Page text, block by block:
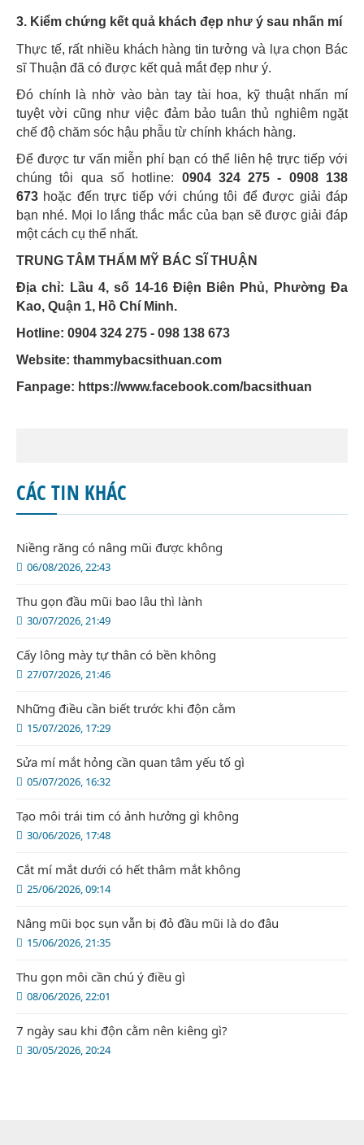
3. Kiểm chứng kết quả khách đẹp như ý sau nhấn mí
Thực tế, rất nhiều khách hàng tin tưởng và lựa chọn Bác
sĩ Thuận đã có được kết quả mắt đẹp như ý.
Đó chính là nhờ vào bàn tay tài hoa, kỹ thuật nhấn mí
tuyệt vời cũng như việc đảm bảo tuân thủ nghiêm ngặt
chế độ chăm sóc hậu phẫu từ chính khách hàng.
Để được tư vấn miễn phí bạn có thể liên hệ trực tiếp với
chúng tôi qua số hotline: 0904 324 275 - 0908 138
673 hoặc đến trực tiếp với chúng tôi để được giải đáp
bạn nhé. Mọi lo lắng thắc mắc của bạn sẽ được giải đáp
một cách cụ thể nhất.
TRUNG TÂM THẨM MỸ BÁC SĨ THUẬN
Địa chỉ: Lầu 4, số 14-16 Điện Biên Phủ, Phường Đa
Kao, Quận 1, Hồ Chí Minh.
Hotline: 0904 324 275 - 098 138 673
Website: thammybacsithuan.com
Fanpage: https://www.facebook.com/bacsithuan
CÁC TIN KHÁC
06/08/2026, 22:43
Niềng răng có nâng mũi được không
30/07/2026, 21:49
Thu gọn đầu mũi bao lâu thì lành
27/07/2026, 21:46
Cấy lông mày tự thân có bền không
15/07/2026, 17:29
Những điều cần biết trước khi độn cằm
05/07/2026, 16:32
Sửa mí mắt hỏng cần quan tâm yếu tố gì
30/06/2026, 17:48
Tạo môi trái tim có ảnh hưởng gì không
25/06/2026, 09:14
Cắt mí mắt dưới có hết thâm mắt không
15/06/2026, 21:35
Nâng mũi bọc sụn vẫn bị đỏ đầu mũi là do đâu
08/06/2026, 22:01
Thu gọn môi cần chú ý điều gì
30/05/2026, 20:24
7 ngày sau khi độn cằm nên kiêng gì?